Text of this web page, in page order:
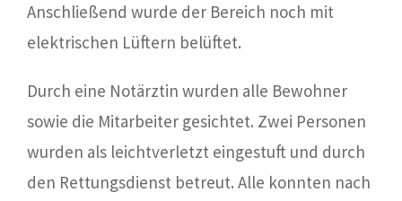
Anschließend wurde der Bereich noch mit
elektrischen Lüftern belüftet.
Durch eine Notärztin wurden alle Bewohner
sowie die Mitarbeiter gesichtet. Zwei Personen
wurden als leichtverletzt eingestuft und durch
den Rettungsdienst betreut. Alle konnten nach